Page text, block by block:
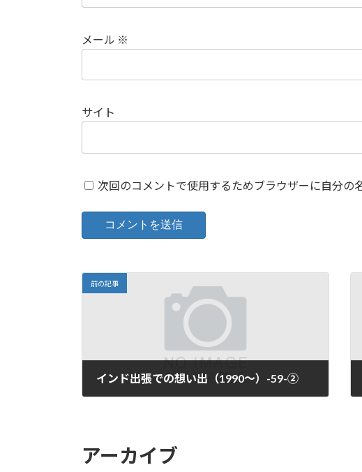
メール ※
サイト
次回のコメントで使用するためブラウザーに自分の
前の記事
インド出張での想い出（1990～）-59-②
アーカイブ